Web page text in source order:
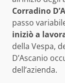
Corradino
passo
iniziò a
della Vespa,
D’Ascanio
dell’azienda.